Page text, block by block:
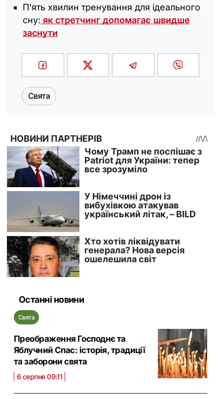
П'ять хвилин тренування для ідеального
сну: як стретчинг допомагає швидше
заснути
Свята
Останні новини
Свята
Преображення Господнє та
Яблучний Спас: історія, традиції
та заборони свята
6 серпня 09:11